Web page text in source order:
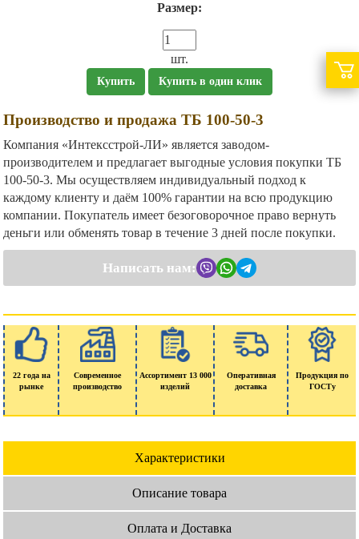
Размер:
шт.
Купить Купить в один клик
Производство и продажа ТБ 100-50-3
Компания «Интексстрой-ЛИ» является заводом-
производителем и предлагает выгодные условия покупки ТБ
100-50-3. Мы осуществляем индивидуальный подход к
каждому клиенту и даём 100% гарантии на всю продукцию
компании. Покупатель имеет безоговорочное право вернуть
деньги или обменять товар в течение 3 дней после покупки.
Написать нам:
22 года на
рынке
Современное
производство
Ассортимент 13 000
изделий
Оперативная
доставка
Продукция по
ГОСТу
Характеристики
Описание товара
Оплата и Доставка